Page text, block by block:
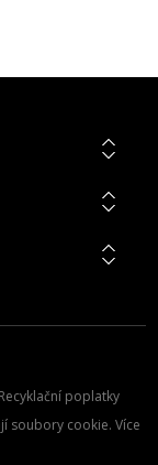
poplatky
soubory cookie. Více